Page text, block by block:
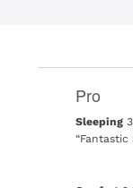
List
Pro
Highlights
Pro
sleeping
3
Sleeping3
Review
“Fantastic